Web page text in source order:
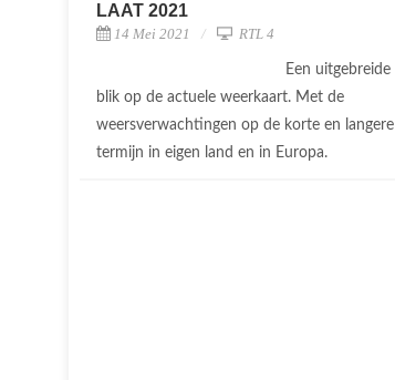
LAAT 2021
14 Mei 2021 RTL 4
Een uitgebreide
blik op de actuele weerkaart. Met de
weersverwachtingen op de korte en langere
termijn in eigen land en in Europa.